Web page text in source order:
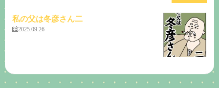
私の父は冬彦さん二
2025.09.26